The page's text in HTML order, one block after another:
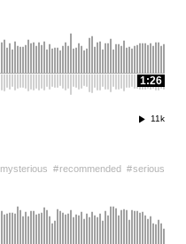
1:26
11k
mysterious recommended serious